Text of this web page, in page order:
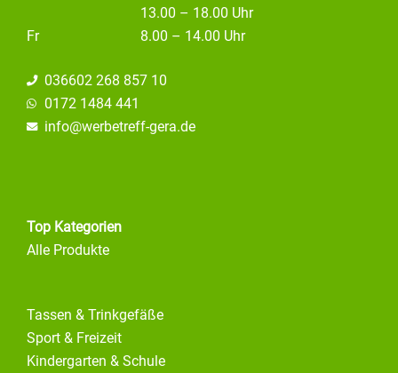
13.00 – 18.00 Uhr
Fr
8.00 – 14.00 Uhr
036602 268 857 10
0172 1484 441
info@werbetreff-gera.de
Top Kategorien
Alle Produkte
Tassen & Trinkgefäße
Sport & Freizeit
Kindergarten & Schule